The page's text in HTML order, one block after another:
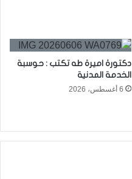
دكتورة اميرة طه تكتب : حوسبة
الخدمة المدنية
6 أغسطس، 2026